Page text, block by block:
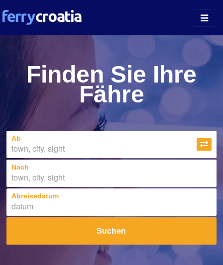
Inselführer
News
Über uns
Finden Sie Ihre
Fähre
Ab
Nach
Abreisedatum
Suchen